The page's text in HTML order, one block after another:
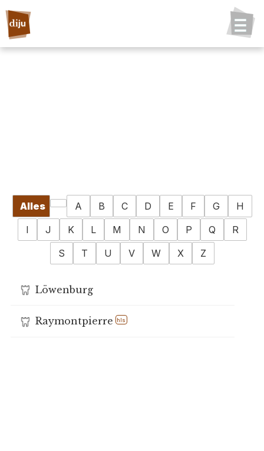
Alles A B C D E F G
H
I
J K L M N O P Q
R
S
T U V W X Z
Löwenburg
Raymontpierre hls